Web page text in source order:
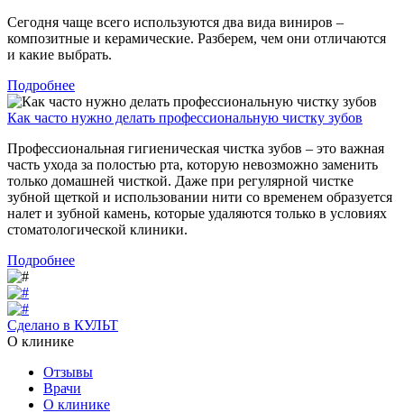
Сегодня чаще всего используются два вида виниров –
композитные и керамические. Разберем, чем они отличаются
и какие выбрать.
Подробнее
Как часто нужно делать профессиональную чистку зубов
Профессиональная гигиеническая чистка зубов – это важная
часть ухода за полостью рта, которую невозможно заменить
только домашней чисткой. Даже при регулярной чистке
зубной щеткой и использовании нити со временем образуется
налет и зубной камень, которые удаляются только в условиях
стоматологической клиники.
Подробнее
Сделано в КУЛЬТ
О клинике
Отзывы
Врачи
О клинике